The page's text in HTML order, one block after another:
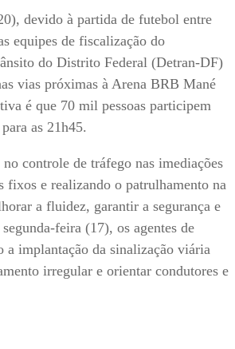
devido à partida de futebol entre
equipes de fiscalização do
do Distrito Federal (Detran-DF)
vias próximas à Arena BRB Mané
é que 70 mil pessoas participem
as 21h45.
controle de tráfego nas imediações
fixos e realizando o patrulhamento na
a fluidez, garantir a segurança e
feira (17), os agentes de
a implantação da sinalização viária
irregular e orientar condutores e